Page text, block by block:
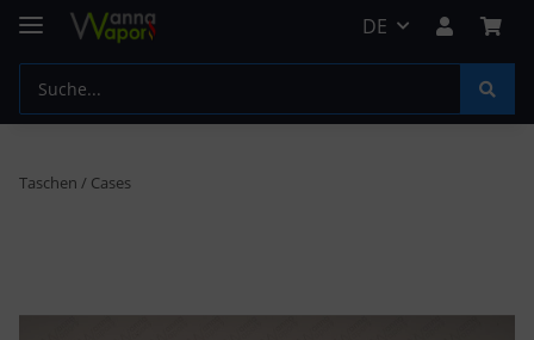
DE
Taschen / Cases